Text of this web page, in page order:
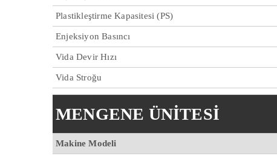
Plastikleştirme Kapasitesi (PS)
Enjeksiyon Basıncı
Vida Devir Hızı
Vida Stroğu
MENGENE ÜNİTESİ
Makine Modeli